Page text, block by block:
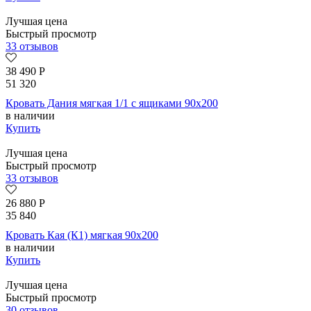
Лучшая цена
Быстрый просмотр
33 отзывов
38 490 Р
51 320
Кровать Дания мягкая 1/1 с ящиками 90х200
в наличии
Купить
Лучшая цена
Быстрый просмотр
33 отзывов
26 880 Р
35 840
Кровать Кая (К1) мягкая 90х200
в наличии
Купить
Лучшая цена
Быстрый просмотр